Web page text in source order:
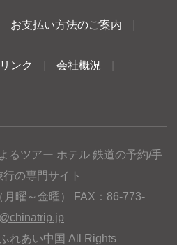
お支払い方法のご案内
ンク 会社概況
るツアー ホテル 鉄道の予約/手
の専門サイト
曜～金曜） FAX：86-773-
れあい中国 All Rights